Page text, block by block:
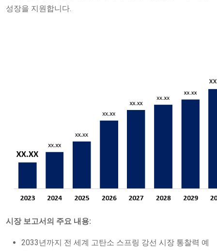
성장을 지원합니다.
시장 보고서의 주요 내용:
2033년까지 전 세계 고탄소 스프링 강선 시장 통찰력 예